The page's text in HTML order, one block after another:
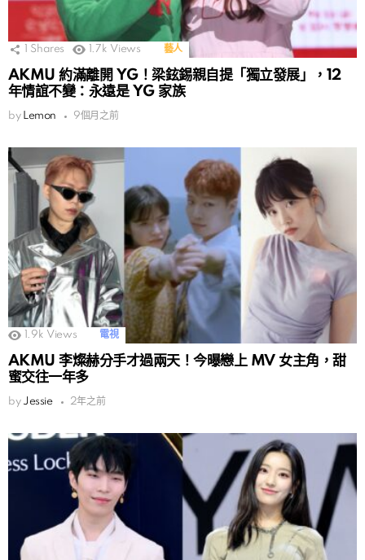
Shares 1.7k Views 藝人
AKMU 約滿離開 YG！梁鉉錫親自提「獨立發展」，12
年情誼不變：永遠是 YG 家族
by Lemon 9個月之前
1.9k Views 電視
AKMU 李燦赫分手才過兩天！今曝戀上 MV 女主角，甜
蜜交往一年多
by Jessie 2年之前